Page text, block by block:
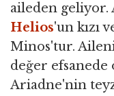
aileden geliyor.
Helios'un kızı
Minos'tur.
değer
Ariadne'nin